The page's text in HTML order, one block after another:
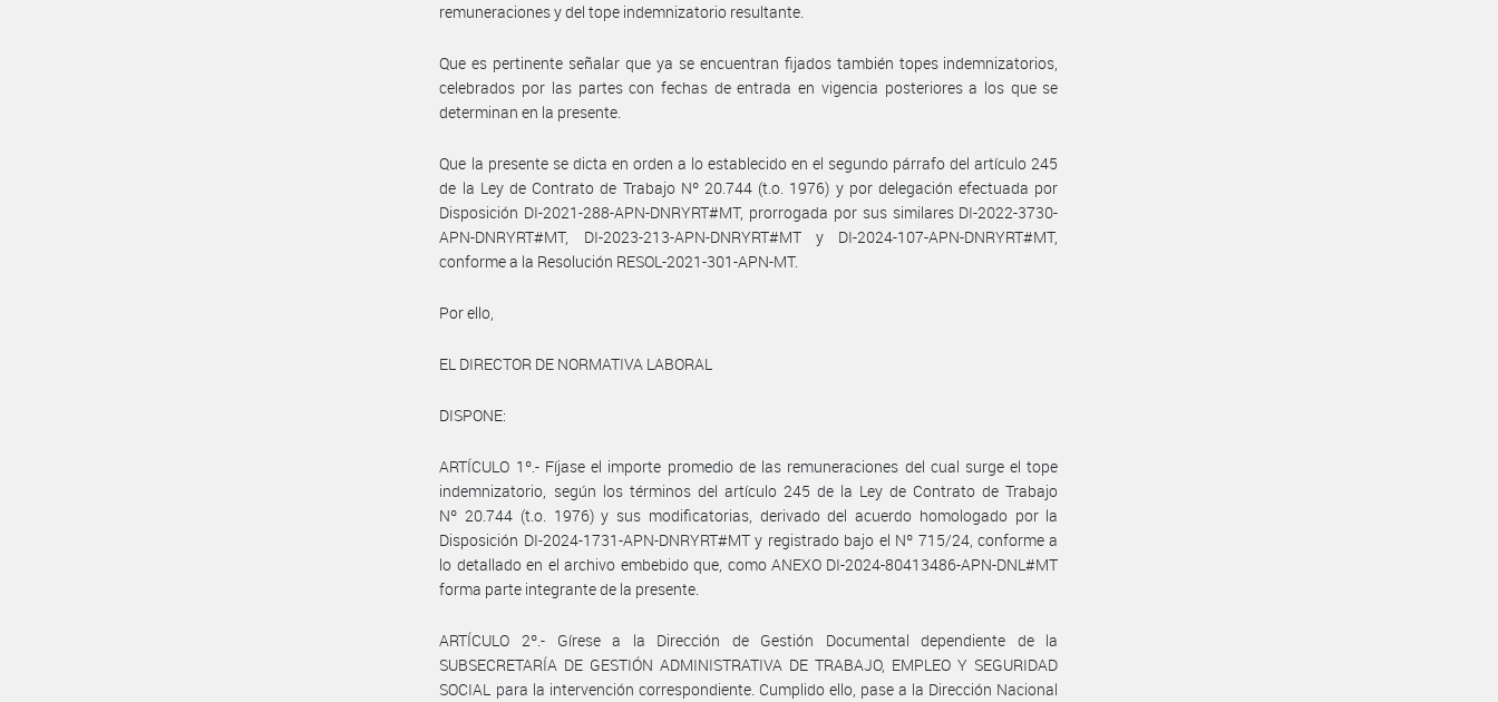
remuneraciones y del tope indemnizatorio resultante.
Que es pertinente señalar que ya se encuentran fijados también topes indemnizatorios,
celebrados por las partes con fechas de entrada en vigencia posteriores a los que se
determinan en la presente.
Que la presente se dicta en orden a lo establecido en el segundo párrafo del artículo 245
de la Ley de Contrato de Trabajo Nº 20.744 (t.o. 1976) y por delegación efectuada por
Disposición DI-2021-288-APN-DNRYRT#MT, prorrogada por sus similares DI-2022-3730-
APN-DNRYRT#MT, DI-2023-213-APN-DNRYRT#MT y DI-2024-107-APN-DNRYRT#MT,
conforme a la Resolución RESOL-2021-301-APN-MT.
Por ello,
EL DIRECTOR DE NORMATIVA LABORAL
DISPONE:
ARTÍCULO 1º.- Fíjase el importe promedio de las remuneraciones del cual surge el tope
indemnizatorio, según los términos del artículo 245 de la Ley de Contrato de Trabajo
Nº 20.744 (t.o. 1976) y sus modificatorias, derivado del acuerdo homologado por la
Disposición DI-2024-1731-APN-DNRYRT#MT y registrado bajo el Nº 715/24, conforme a
lo detallado en el archivo embebido que, como ANEXO DI-2024-80413486-APN-DNL#MT
forma parte integrante de la presente.
ARTÍCULO 2º.- Gírese a la Dirección de Gestión Documental dependiente de la
SUBSECRETARÍA DE GESTIÓN ADMINISTRATIVA DE TRABAJO, EMPLEO Y SEGURIDAD
SOCIAL para la intervención correspondiente. Cumplido ello, pase a la Dirección Nacional